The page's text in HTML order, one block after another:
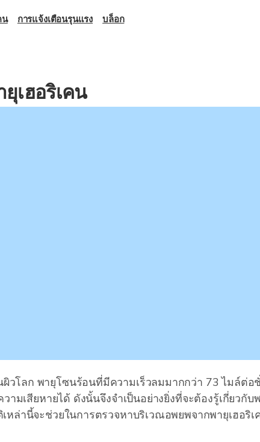
เฮอริเคน
ลก พายุโซนร้อนที่มีความเร็วลมมากกว่า 73 ไมล์ต่อชั่
ามเสียหายได้ ดังนั้นจึงจำเป็นอย่างยิ่งที่จะต้องรู้เกี่ยว
านี้จะช่วยในการตรวจหาบริเวณอพยพจากพายุเฮอริ
น การแจ้งเตือนรุนแรง บล็อก